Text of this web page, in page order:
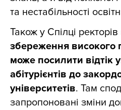
та нестабільності
Також у Спілці
збереження високого
може посилити відтік
абітурієнтів до
університетів. Там
запропоновані зміни